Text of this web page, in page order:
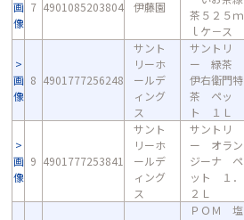
画
像
7 4901085203804 伊藤園
茶５２５ｍ
ｌケ－ス
画
像
8 4901777256248
サント
リーホ
ールデ
ィング
ス
サントリ
ー 緑茶
伊右衛門特
茶 ペッ
ト １Ｌ
画
像
9 4901777253841
サント
リーホ
ールデ
ィング
ス
サントリ
ー オラン
ジーナ ペ
ット １．
２Ｌ
ＰＯＭ 塩